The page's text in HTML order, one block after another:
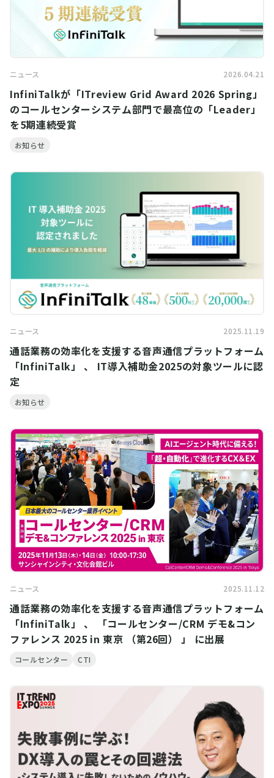
ニュース 2026.04.21
InfiniTalkが「ITreview Grid Award 2026 Spring」
のコールセンターシステム部門で最高位の「Leader」
を5期連続受賞
お知らせ
ニュース 2025.11.19
通話業務の効率化を支援する音声通信プラットフォーム
「InfiniTalk」 、 IT導入補助金2025の対象ツールに認
定
お知らせ
ニュース 2025.11.12
通話業務の効率化を支援する音声通信プラットフォーム
「InfiniTalk」 、 「コールセンター/CRM デモ&コン
ファレンス 2025 in 東京 （第26回） 」 に出展
コールセンター CTI